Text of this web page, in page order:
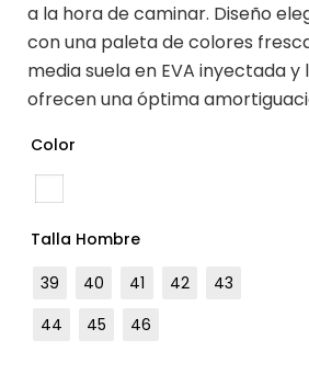
a la hora de caminar. Diseño
con una paleta de colores
media suela en EVA inyectada y
ofrecen una óptima
Color
Talla Hombre
39
40 41 42
43
44
45 46